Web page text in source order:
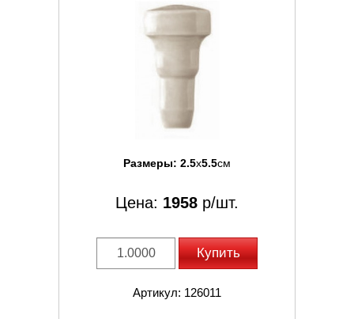
Размеры: 2.5x5.5см
Цена: 1958 р/шт.
Купить
Артикул: 126011